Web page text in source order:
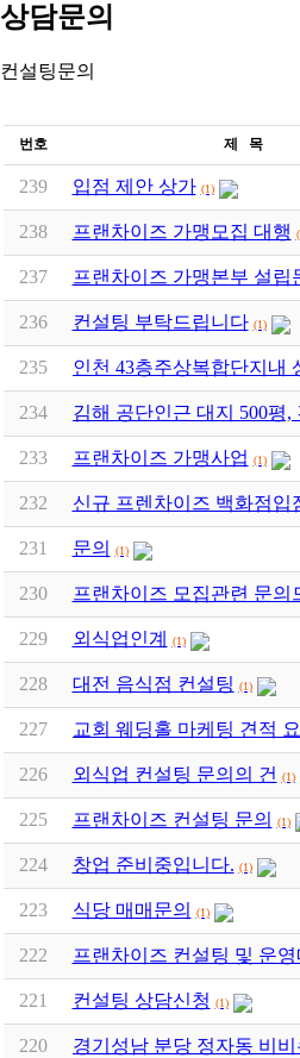
상담문의
컨설팅문의
번호 제 목
239 입점 제안 상가 (1)
238 프랜차이즈 가맹모집 대행
237 프랜차이즈 가맹본부 설립
236 컨설팅 부탁드립니다 (1)
235 인천 43층주상복합단지내
234 김해 공단인근 대지 500평
233 프랜차이즈 가맹사업 (1)
232 신규 프렌차이즈 백화점입
231 문의 (1)
230 프랜차이즈 모집관련 문의
229 외식업인계 (1)
228 대전 음식점 컨설팅 (1)
227 교회 웨딩홀 마케팅 견적
226 외식업 컨설팅 문의의 건 (1)
225 프랜차이즈 컨설팅 문의 (1)
224 창업 준비중입니다. (1)
223 식당 매매문의 (1)
222 프랜차이즈 컨설팅 및 운영
221 컨설팅 상담신청 (1)
220 경기성남 분당 정자동 비비